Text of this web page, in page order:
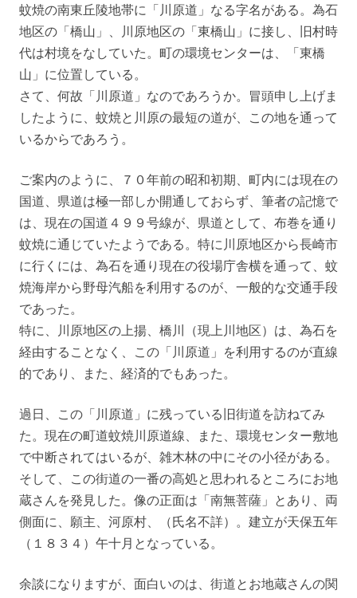
蚊焼の南東丘陵地帯に「川原道」なる字名がある。為石
地区の「橋山」、川原地区の「東橋山」に接し、旧村時
代は村境をなしていた。町の環境センターは、「東橋
山」に位置している。
さて、何故「川原道」なのであろうか。冒頭申し上げま
したように、蚊焼と川原の最短の道が、この地を通って
いるからであろう。
ご案内のように、７０年前の昭和初期、町内には現在の
国道、県道は極一部しか開通しておらず、筆者の記憶で
は、現在の国道４９９号線が、県道として、布巻を通り
蚊焼に通じていたようである。特に川原地区から長崎市
に行くには、為石を通り現在の役場庁舎横を通って、蚊
焼海岸から野母汽船を利用するのが、一般的な交通手段
であった。
特に、川原地区の上揚、橋川（現上川地区）は、為石を
経由することなく、この「川原道」を利用するのが直線
的であり、また、経済的でもあった。
過日、この「川原道」に残っている旧街道を訪ねてみ
た。現在の町道蚊焼川原道線、また、環境センター敷地
で中断されてはいるが、雑木林の中にその小径がある。
そして、この街道の一番の高処と思われるところにお地
蔵さんを発見した。像の正面は「南無菩薩」とあり、両
側面に、願主、河原村、（氏名不詳）。建立が天保五年
（１８３４）午十月となっている。
余談になりますが、面白いのは、街道とお地蔵さんの関